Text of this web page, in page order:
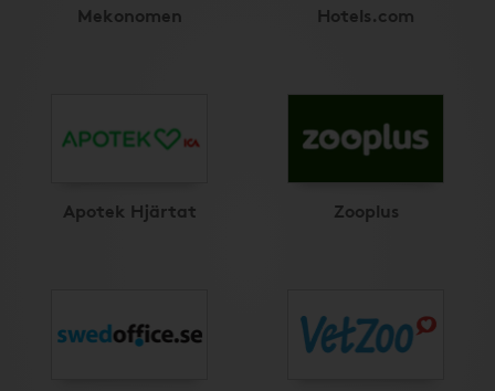
Mekonomen Hotels.com
Apotek Hjärtat Zooplus